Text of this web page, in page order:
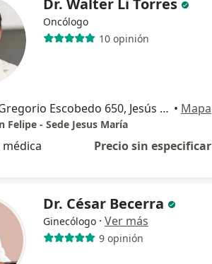
Dr. Walter Li Torres
Oncólogo
10 opinión
Avenida Gregorio Escobedo 650, Jesús María • Mapa
Felipe - Sede Jesus María
Precio sin especificar
Dr. César Becerra
Ginecólogo · Ver más
9 opinión